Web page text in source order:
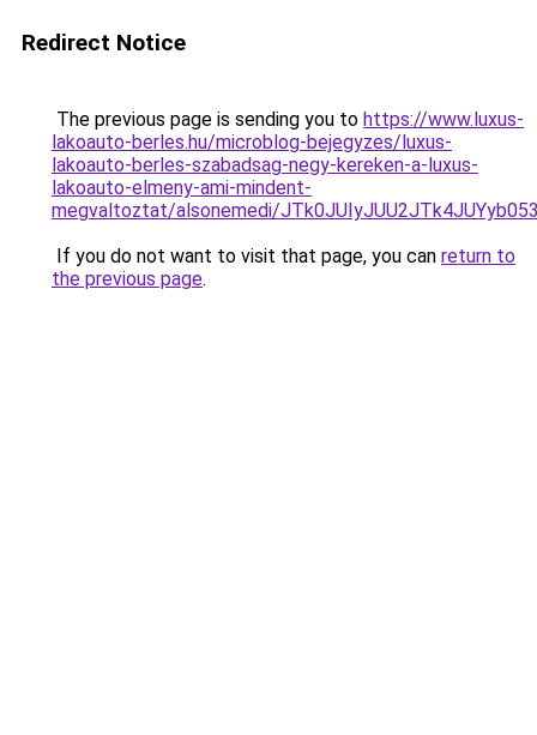
Redirect Notice
The previous page is sending you to https://www.luxus-
lakoauto-berles.hu/microblog-bejegyzes/luxus-
lakoauto-berles-szabadsag-negy-kereken-a-luxus-
lakoauto-elmeny-ami-mindent-
megvaltoztat/alsonemedi/
If you do not want to visit that page, you can return to
the previous page.